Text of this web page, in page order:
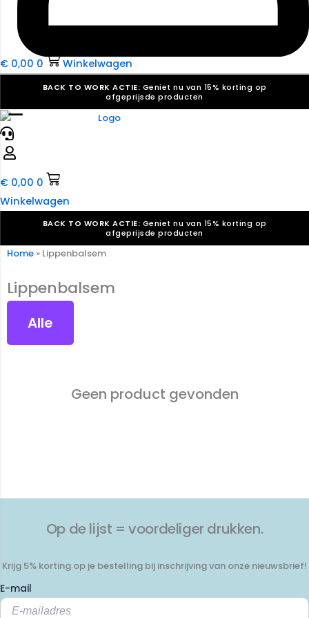
€ 0,00 0 Winkelwagen
BACK TO WORK ACTIE: Geniet nu van 15% korting op
afgeprijsde producten
Verkiezingsdrukwerk nodig? Maak indruk, win stemmen.
☰
€ 0,00 0
Winkelwagen
BACK TO WORK ACTIE: Geniet nu van 15% korting op
afgeprijsde producten
Verkiezingsdrukwerk nodig? Maak indruk, win stemmen.
Speciaal verzoek? We maken graag een offerte die
Home » Lippenbalsem
Lippenbalsem
Alle
Geen product gevonden
Op de lijst = voordeliger drukken.
Krijg 5% korting op je bestelling bij inschrijving van onze nieuwsbrief!
E-mail